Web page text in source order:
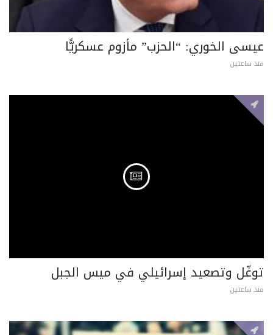
عيسى الخوري: “الحزب” مأزوم عسكريًّا
منذ ساعتين
توغّل وتصعيد إسرائيلي في ميس الجبل
منذ ساعتين